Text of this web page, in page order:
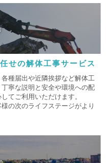
せの解体工事サービス
種届出や近隣挨拶など解体工
寧な説明と安全や環境への配
てご利用いただけます。
の次のライフステージがより